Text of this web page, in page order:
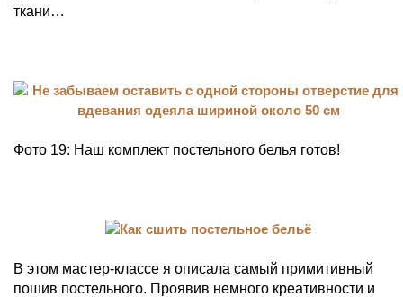
ткани…
Фото 19: Наш комплект постельного белья готов!
В этом мастер-классе я описала самый примитивный
пошив постельного. Проявив немного креативности и